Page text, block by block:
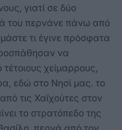
γιατί σε δύο
του περνάνε πάνω από
τι έγινε πρόσφατα
να
χείμαρρους,
εδώ στο Νησί μας. το
τις Χαϊχούτες στον
το στρατόπεδο της